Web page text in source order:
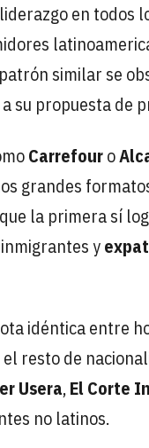
en todos
similar se
su propuesta de
Carrefouro
grandes
la primera sí
y
idéntica entre
resto de
Usera,El Corte
no latinos.